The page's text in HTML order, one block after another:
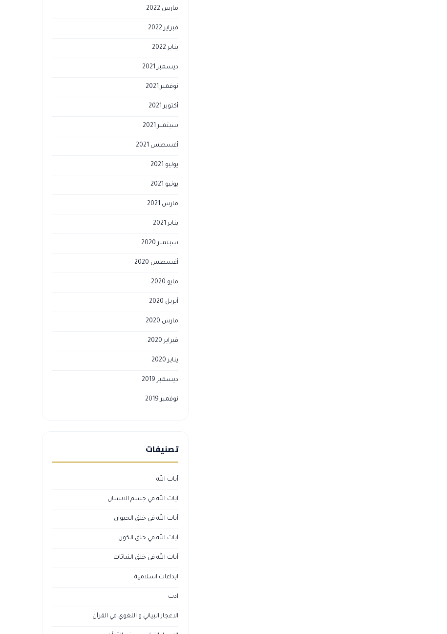
مارس 2022
فبراير 2022
يناير 2022
ديسمبر 2021
نوفمبر 2021
أكتوبر 2021
سبتمبر 2021
أغسطس 2021
يوليو 2021
يونيو 2021
مارس 2021
يناير 2021
سبتمبر 2020
أغسطس 2020
مايو 2020
أبريل 2020
مارس 2020
فبراير 2020
يناير 2020
ديسمبر 2019
نوفمبر 2019
تصنيفات
آيات الله
آيات الله في جسم الانسان
آيات الله في خلق الحيوان
آيات الله في خلق الكون
آيات الله في خلق النباتات
ابداعات اسلامية
ادب
الاعجاز البياني و اللغوي في القرآن